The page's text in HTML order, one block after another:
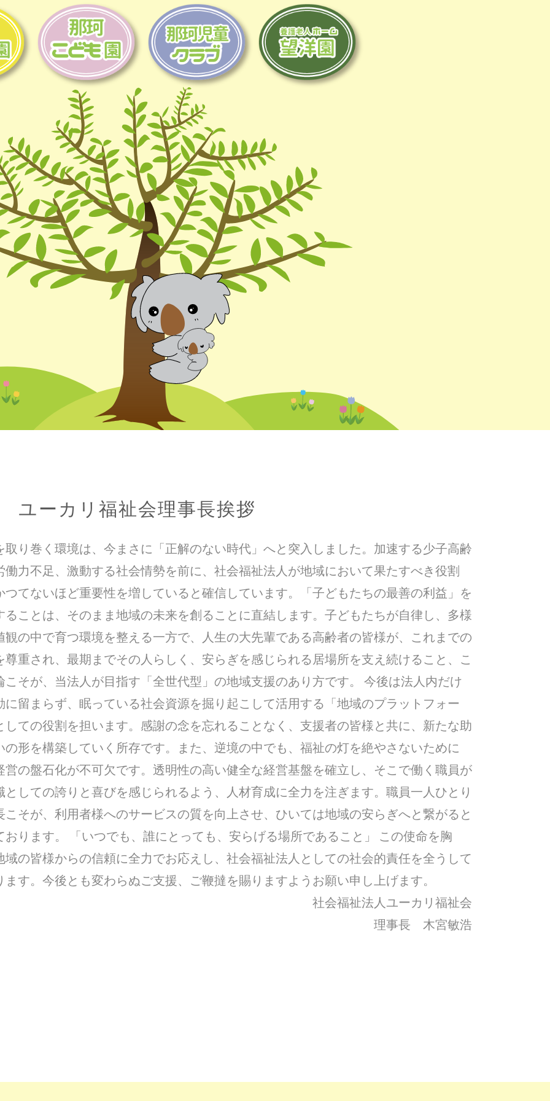
ユーカリ福祉会理事長挨拶
取り巻く環境は、今まさに「正解のない時代」へと突入しました。加速する少子高齢
働力不足、激動する社会情勢を前に、社会福祉法人が地域において果たすべき役割
つてないほど重要性を増していると確信しています。「子どもたちの最善の利益」を
ることは、そのまま地域の未来を創ることに直結します。子どもたちが自律し、多様
観の中で育つ環境を整える一方で、人生の大先輩である高齢者の皆様が、これまでの
尊重され、最期までその人らしく、安らぎを感じられる居場所を支え続けること、こ
こそが、当法人が目指す「全世代型」の地域支援のあり方です。 今後は法人内だけ
に留まらず、眠っている社会資源を掘り起こして活用する「地域のプラットフォー
しての役割を担います。感謝の念を忘れることなく、支援者の皆様と共に、新たな助
の形を構築していく所存です。また、逆境の中でも、福祉の灯を絶やさないために
営の盤石化が不可欠です。透明性の高い健全な経営基盤を確立し、そこで働く職員が
としての誇りと喜びを感じられるよう、人材育成に全力を注ぎます。職員一人ひとり
こそが、利用者様へのサービスの質を向上させ、ひいては地域の安らぎへと繋がると
おります。 「いつでも、誰にとっても、安らげる場所であること」 この使命を胸
域の皆様からの信頼に全力でお応えし、社会福祉法人としての社会的責任を全うして
ます。今後とも変わらぬご支援、ご鞭撻を賜りますようお願い申し上げます。
社会福祉法人ユーカリ福祉会
理事長 木宮敏浩